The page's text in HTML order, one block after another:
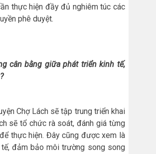
thực hiện đầy đủ nghiêm túc các
phê duyệt.
cân bằng giữa phát triển kinh tế,
Chợ Lách sẽ tập trung triển khai
sẽ tổ chức rà soát, đánh giá từng
thực hiện. Đây cũng được xem là
đảm bảo môi trường song song